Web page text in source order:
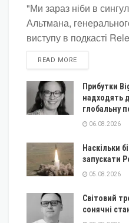
"Ми зараз ніби в
Альтмана,
виступу в подкасті
READ MOREDETAILS
Прибутки
надходять
глобальну
06.08.2026
Наскільки
запускати
05.08.2026
Світовий
сонячні